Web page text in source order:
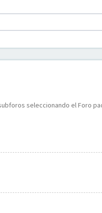
seleccionando el Foro